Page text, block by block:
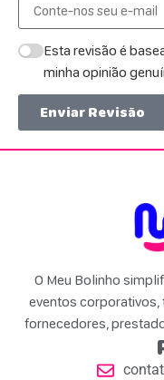
Esta revisão é
minha opinião
Enviar Revisão
O Meu Bolinho
eventos
fornecedores,